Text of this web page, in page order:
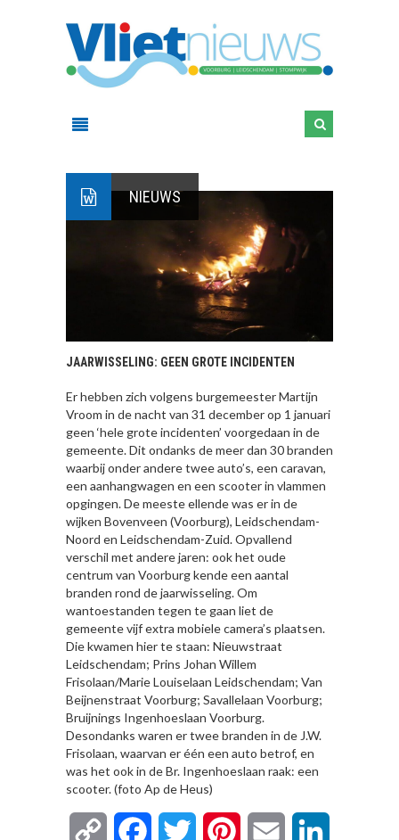
NIEUWS
JAARWISSELING: GEEN GROTE INCIDENTEN
Er hebben zich volgens burgemeester Martijn
Vroom in de nacht van 31 december op 1 januari
geen ‘hele grote incidenten’ voorgedaan in de
gemeente. Dit ondanks de meer dan 30 branden
waarbij onder andere twee auto’s, een caravan,
een aanhangwagen en een scooter in vlammen
opgingen. De meeste ellende was er in de
wijken Bovenveen (Voorburg), Leidschendam-
Noord en Leidschendam-Zuid. Opvallend
verschil met andere jaren: ook het oude
centrum van Voorburg kende een aantal
branden rond de jaarwisseling. Om
wantoestanden tegen te gaan liet de
gemeente vijf extra mobiele camera’s plaatsen.
Die kwamen hier te staan: Nieuwstraat
Leidschendam; Prins Johan Willem
Frisolaan/Marie Louiselaan Leidschendam; Van
Beijnenstraat Voorburg; Savallelaan Voorburg;
Bruijnings Ingenhoeslaan Voorburg.
Desondanks waren er twee branden in de J.W.
Frisolaan, waarvan er één een auto betrof, en
was het ook in de Br. Ingenhoeslaan raak: een
scooter. (foto Ap de Heus)
Copy FacebookTwitter Pinterest Email